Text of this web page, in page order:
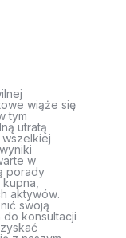
wiąże się
tym
utratą
wszelkiej
w
porady
aktywów.
swoją
do konsultacji